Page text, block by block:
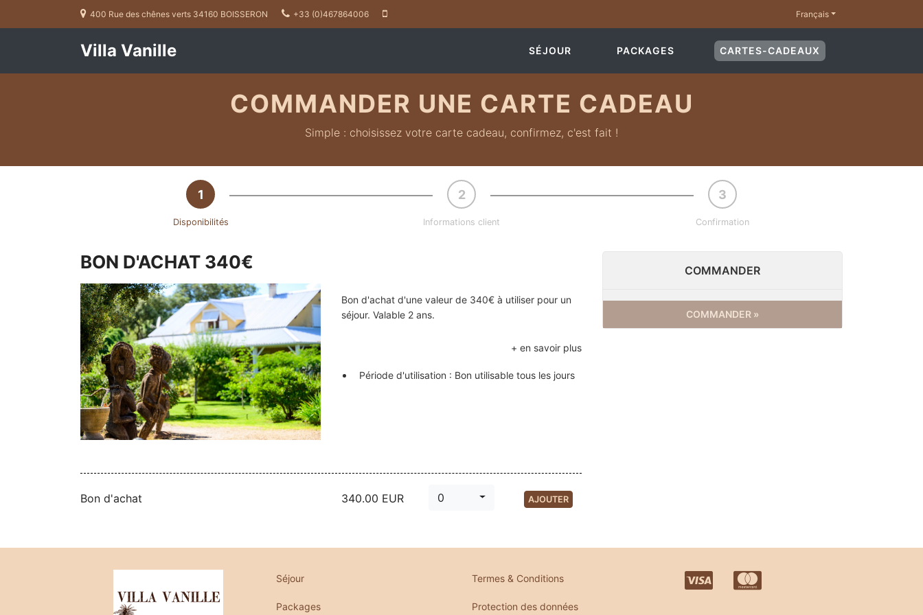
400 Rue des chênes verts 34160 BOISSERON +33 (0)467864006 Français
Villa Vanille SÉJOUR PACKAGES CARTES-CADEAUX
COMMANDER UNE CARTE CADEAU
Simple : choisissez votre carte cadeau, confirmez, c'est fait !
Disponibilités Informations client Confirmation
BON D'ACHAT 340€
Bon d'achat d'une valeur de 340€ à utiliser pour un
séjour. Valable 2 ans.
Période d'utilisation : Bon utilisable tous les jours
Bon d'achat 340.00 EUR 0 AJOUTER
COMMANDER
COMMANDER »
Séjour
Packages
Termes & Conditions
Protection des données